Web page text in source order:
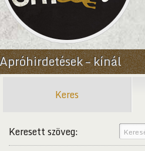
Apróhirdetések – kínál
Keres
Keresett szöveg: